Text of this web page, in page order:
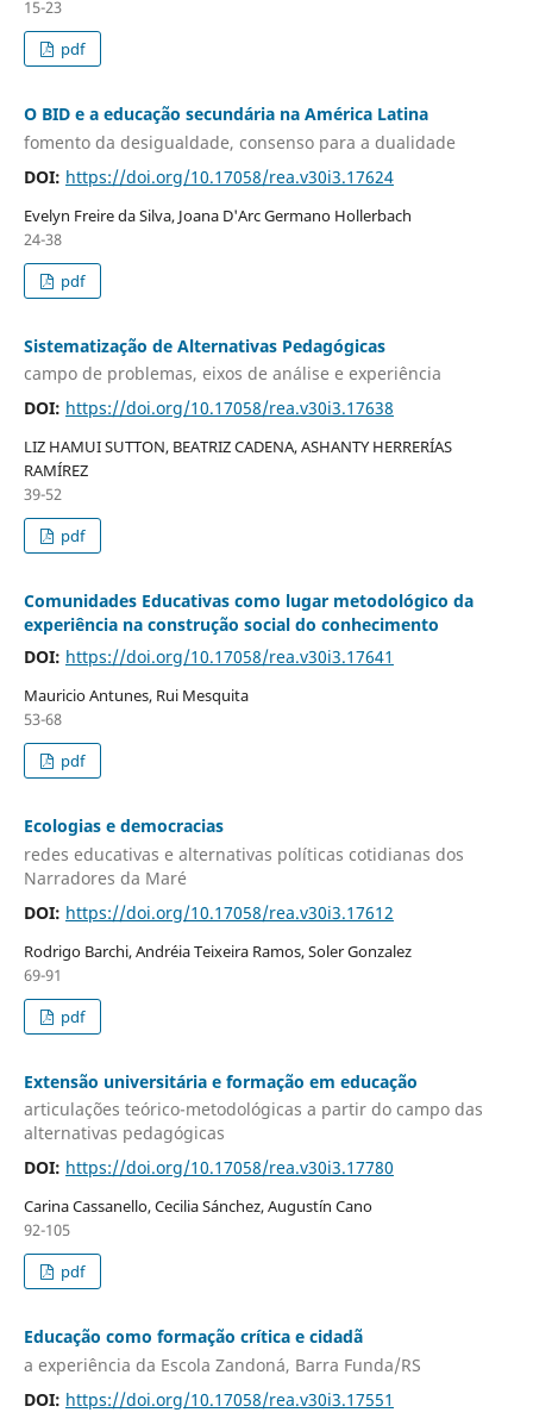
15-23
pdf
O BID e a educação secundária na América Latina
fomento da desigualdade, consenso para a dualidade
DOI: https://doi.org/10.17058/rea.v30i3.17624
Evelyn Freire da Silva, Joana D'Arc Germano Hollerbach
24-38
pdf
Sistematização de Alternativas Pedagógicas
campo de problemas, eixos de análise e experiência
DOI: https://doi.org/10.17058/rea.v30i3.17638
LIZ HAMUI SUTTON, BEATRIZ CADENA, ASHANTY HERRERÍAS
RAMÍREZ
39-52
pdf
Comunidades Educativas como lugar metodológico da
experiência na construção social do conhecimento
DOI: https://doi.org/10.17058/rea.v30i3.17641
Mauricio Antunes, Rui Mesquita
53-68
pdf
Ecologias e democracias
redes educativas e alternativas políticas cotidianas dos
Narradores da Maré
DOI: https://doi.org/10.17058/rea.v30i3.17612
Rodrigo Barchi, Andréia Teixeira Ramos, Soler Gonzalez
69-91
pdf
Extensão universitária e formação em educação
articulações teórico-metodológicas a partir do campo das
alternativas pedagógicas
DOI: https://doi.org/10.17058/rea.v30i3.17780
Carina Cassanello, Cecilia Sánchez, Augustín Cano
92-105
pdf
Educação como formação crítica e cidadã
a experiência da Escola Zandoná, Barra Funda/RS
DOI: https://doi.org/10.17058/rea.v30i3.17551